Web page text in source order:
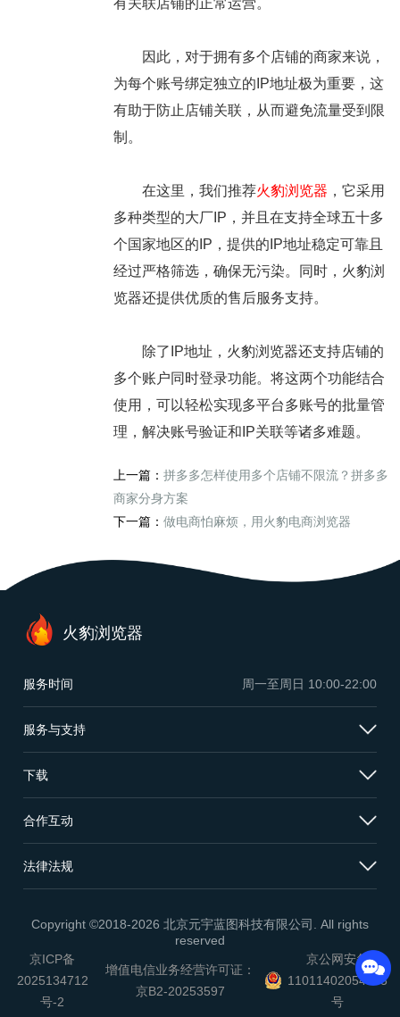
有关联店铺的正常运营。
因此，对于拥有多个店铺的商家来说，
为每个账号绑定独立的IP地址极为重要，这
有助于防止店铺关联，从而避免流量受到限
制。
在这里，我们推荐火豹浏览器 ，它采用
多种类型的大厂IP，并且在支持全球五十多
个国家地区的IP，提供的IP地址稳定可靠且
经过严格筛选，确保无污染。同时，火豹浏
览器还提供优质的售后服务支持。
除了IP地址，火豹浏览器还支持店铺的
多个账户同时登录功能。将这两个功能结合
使用，可以轻松实现多平台多账号的批量管
理，解决账号验证和IP关联等诸多难题。
上一篇： 拼多多怎样使用多个店铺不限流？拼多多
商家分身方案
下一篇： 做电商怕麻烦，用火豹电商浏览器
服务时间 周一至周日 10:00-22:00
火豹浏览器
服务与支持
下载
合作互动
法律法规
Copyright ©2018-2026 北京元宇蓝图科技有限公司. All rights
reserved
京ICP备
2025134712
号-2
增值电信业务经营许可证：
京B2-20253597
京公网安备
11011402054503
号